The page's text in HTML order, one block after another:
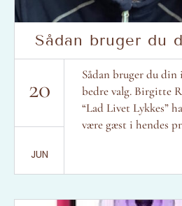
Sådan bruger du
20
JUN
Sådan bruger du
bedre valg. Birgitte
“Lad Livet Lykkes”
være gæst i hendes